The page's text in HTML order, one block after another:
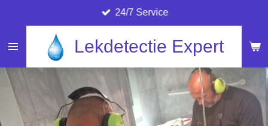
direct
naar
hoofdinhoud
Lekdetectie Expert
24/7 Service